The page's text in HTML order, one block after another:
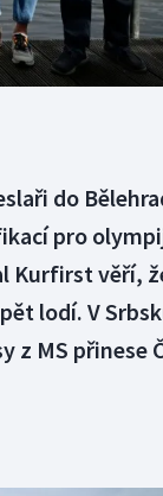
do
pro
Kurfirst věří,
lodí. V
z MS přinese